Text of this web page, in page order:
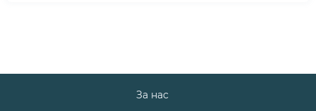
За нас